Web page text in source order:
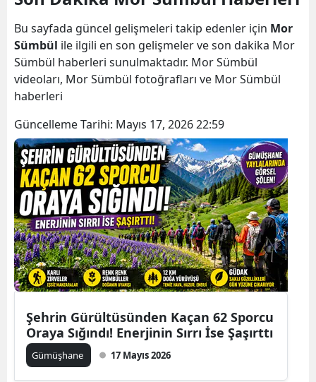
Bingöl
Bitlis
Burdur
Bursa
Çanakkale
Çankırı
Çorum
Denizli
Edirne
Bu sayfada güncel gelişmeleri takip edenler için Mor
Sümbül ile ilgili en son gelişmeler ve son dakika Mor
Sümbül haberleri sunulmaktadır. Mor Sümbül
videoları, Mor Sümbül fotoğrafları ve Mor Sümbül
haberleri
Güncelleme Tarihi: Mayıs 17, 2026 22:59
Şehrin Gürültüsünden Kaçan 62 Sporcu
Oraya Sığındı! Enerjinin Sırrı İse Şaşırttı
Gümüşhane 17 Mayıs 2026